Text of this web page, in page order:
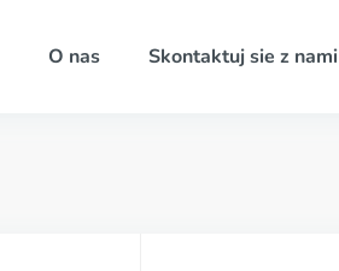
O nas Skontaktuj sie z nami